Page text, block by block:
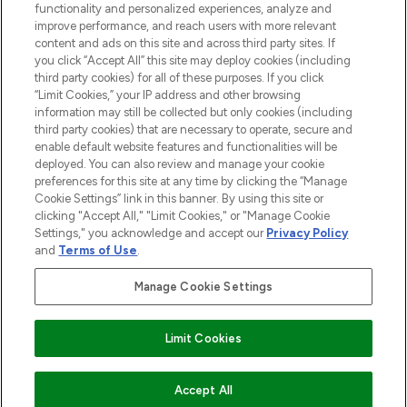
AJOUTER AU PANIER
Do Not Sell or Share My Personal
Information
AIDE ET INFORMATIONS
INFORMATIONS GÉNÉRALES
À PROPOS DE LOOKFANTASTIC
2026 THG Beauty Europe GmbH Maximilianstrasse 54 80538 Munich
Payer en toute sécurité avec
functionality and personalized experiences, analyze and
improve performance, and reach users with more relevant
content and ads on this site and across third party sites. If
you click “Accept All” this site may deploy cookies (including
third party cookies) for all of these purposes. If you click
“Limit Cookies,” your IP address and other browsing
information may still be collected but only cookies (including
third party cookies) that are necessary to operate, secure and
enable default website features and functionalities will be
deployed. You can also review and manage your cookie
preferences for this site at any time by clicking the “Manage
Cookie Settings” link in this banner. By using this site or
clicking "Accept All," "Limit Cookies," or "Manage Cookie
Settings," you acknowledge and accept our Privacy Policy
and Terms of Use.
Manage Cookie Settings
Limit Cookies
Accept All